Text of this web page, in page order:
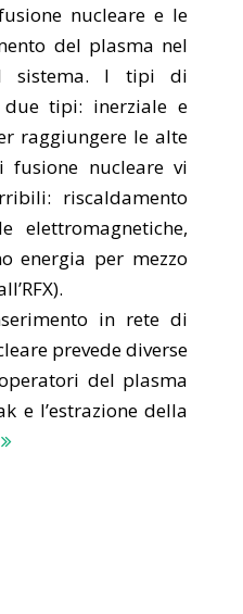
nucleare e le
del plasma nel
sistema. I tipi di
due tipi: inerziale e
raggiungere le alte
fusione nucleare vi
riscaldamento
elettromagnetiche,
energia per mezzo
in rete di
prevede diverse
del plasma
e l’estrazione della